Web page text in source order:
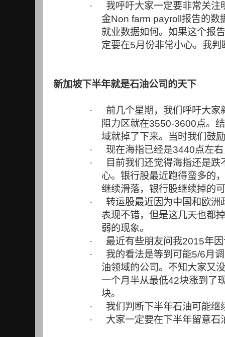
·
我呼吁大家一定要非常关
金Non farm payroll 报告的数
就业数据如何。如果这个报
定要在5月份非常小心。我
新加坡下半年就是石油公司的天下
·
前几个星期，我们呼吁大
阻力区就在3550-3600点。
域就掉了下来。当时我们鼓
·
现在海指已经是3440点左
·
目前我们还觉得海指还是
心。银行股最近跑得蛮多的
继续滑落，银行股继续掉的
·
转运股最近因为中国和欧洲
表现不错，但是这几天也都
弱的现象。
·
最近有些朋友问我2015年
·
我的看法是等到可能5/6月
油领域的公司。不知大家又
一个月半从最低42块涨到了
块。
·
我们判断下半年石油可能继
·
大家一定要在下半年留意石